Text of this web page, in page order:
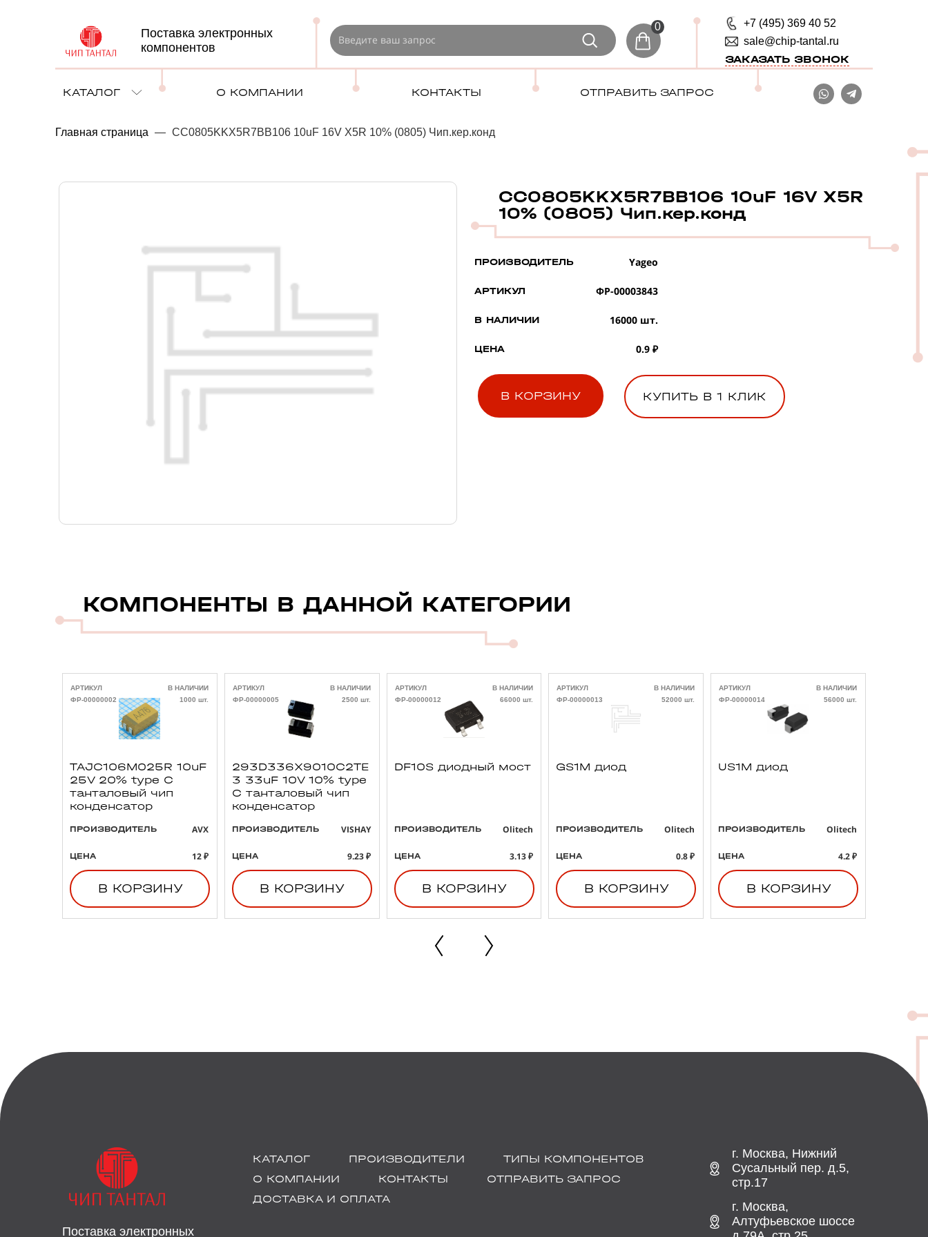
Поставка электронных
компонентов
0
+7 (495) 369 40 52
sale@chip-tantal.ru
ЗАКАЗАТЬ ЗВОНОК
КАТАЛОГ О КОМПАНИИ КОНТАКТЫ ОТПРАВИТЬ ЗАПРОС
Главная страница — CC0805KKX5R7BB106 10uF 16V X5R 10% (0805) Чип.кер.конд
CC0805KKX5R7BB106 10uF 16V X5R
10% (0805) Чип.кер.конд
ПРОИЗВОДИТЕЛЬ Yageo
АРТИКУЛ ФР-00003843
В НАЛИЧИИ 16000 шт.
ЦЕНА 0.9 ₽
В КОРЗИНУ КУПИТЬ В 1 КЛИК
КОМПОНЕНТЫ В ДАННОЙ КАТЕГОРИИ
АРТИКУЛ
ФР-00000002
В НАЛИЧИИ
1000 шт.
TAJC106M025R 10uF
25V 20% type C
танталовый чип
конденсатор
ПРОИЗВОДИТЕЛЬ AVX
ЦЕНА 12 ₽
В КОРЗИНУ
АРТИКУЛ
ФР-00000005
В НАЛИЧИИ
2500 шт.
293D336X9010C2TE
3 33uF 10V 10% type
C танталовый чип
конденсатор
ПРОИЗВОДИТЕЛЬ VISHAY
ЦЕНА 9.23 ₽
В КОРЗИНУ
АРТИКУЛ
ФР-00000012
В НАЛИЧИИ
66000 шт.
DF10S диодный мост
ПРОИЗВОДИТЕЛЬ Olitech
ЦЕНА 3.13 ₽
В КОРЗИНУ
АРТИКУЛ
ФР-00000013
В НАЛИЧИИ
52000 шт.
GS1M диод
ПРОИЗВОДИТЕЛЬ Olitech
ЦЕНА 0.8 ₽
В КОРЗИНУ
АРТИКУЛ
ФР-00000014
В НАЛИЧИИ
56000 шт.
US1M диод
ПРОИЗВОДИТЕЛЬ Olitech
ЦЕНА 4.2 ₽
В КОРЗИНУ
Поставка электронных
КАТАЛОГ ПРОИЗВОДИТЕЛИ
ТИПЫ КОМПОНЕНТОВ
О КОМПАНИИ
КОНТАКТЫ
ОТПРАВИТЬ ЗАПРОС
ДОСТАВКА И ОПЛАТА
г. Москва, Нижний
Сусальный пер. д.5,
стр.17
г. Москва,
Алтуфьевское шоссе